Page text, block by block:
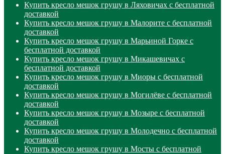
Купить кресло мешок грушу в Ляховичах с бесплатной
доставкой
Купить кресло мешок грушу в Малорите с бесплатной
доставкой
Купить кресло мешок грушу в Марьиной Горке с
бесплатной доставкой
Купить кресло мешок грушу в Микашевичах с
бесплатной доставкой
Купить кресло мешок грушу в Миоры с бесплатной
доставкой
Купить кресло мешок грушу в Могилёве с бесплатной
доставкой
Купить кресло мешок грушу в Мозыре с бесплатной
доставкой
Купить кресло мешок грушу в Молодечно с бесплатной
доставкой
Купить кресло мешок грушу в Мосты с бесплатной